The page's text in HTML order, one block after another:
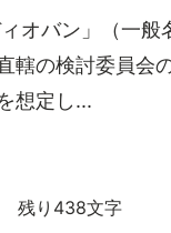
オバン」（一般
轄の検討委員会
想定し...
残り438文字